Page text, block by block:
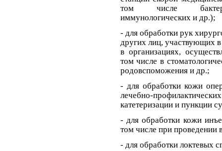
том числе
иммунологических и др.);
- для обработки рук
других лиц, участвующих
в организациях,
том числе в
родовспоможения и др.;
- для обработки кожи
лечебно-
катетеризации и пункции
- для обработки кожи
том числе при проведении
- для обработки локтевых